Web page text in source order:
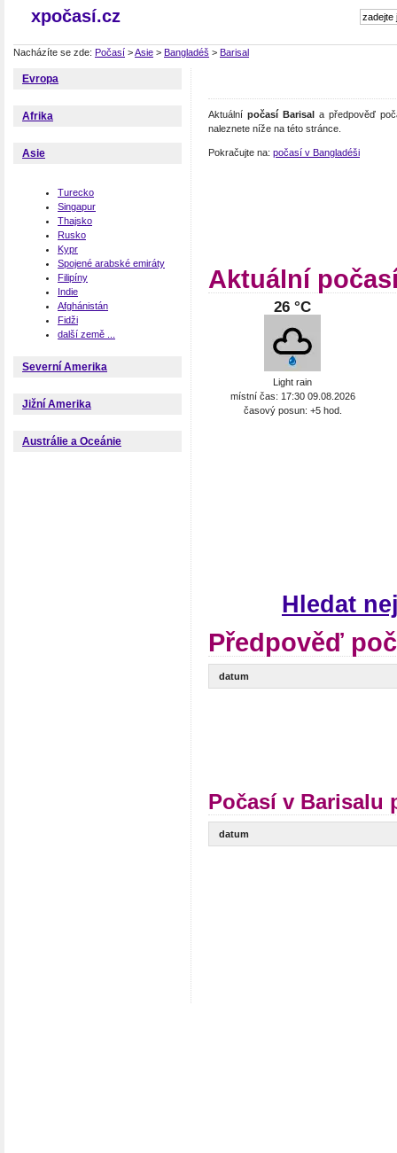
xpočasí.cz
Nacházíte se zde: Počasí >Asie > Bangladéš > Barisal
Evropa
Afrika
Asie
Turecko
Singapur
Thajsko
Rusko
Kypr
Spojené arabské emiráty
Filipíny
Indie
Afghánistán
Fidži
další země ...
Severní Amerika
Jižní Amerika
Austrálie a Oceánie
Aktuálnípočasí Barisal a předpověď
naleznete níže na této stránce.
Pokračujte na: počasí v Bangladéši
Aktuální
26 °C
Light rain
místní čas: 17:30 09.08.2026
časový posun: +5 hod.
Hledat
Předpověď
datum
Počasí v Barisalu
datum